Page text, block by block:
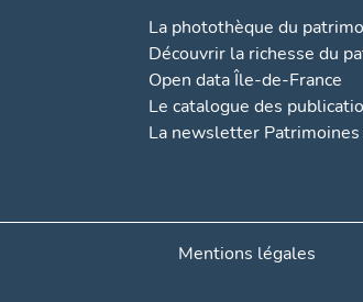
La photothèque du
Découvrir la richesse du
Open data Île-de-France
Le catalogue des
La newsletter
Mentions légales